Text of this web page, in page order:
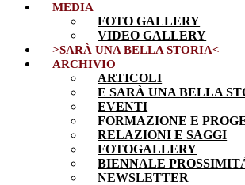
MEDIA
FOTO GALLERY
VIDEO GALLERY
>SARÀ UNA BELLA STORIA<
ARCHIVIO
ARTICOLI
E SARÀ UNA BELLA
EVENTI
FORMAZIONE E
RELAZIONI E SAGGI
FOTOGALLERY
BIENNALE
NEWSLETTER